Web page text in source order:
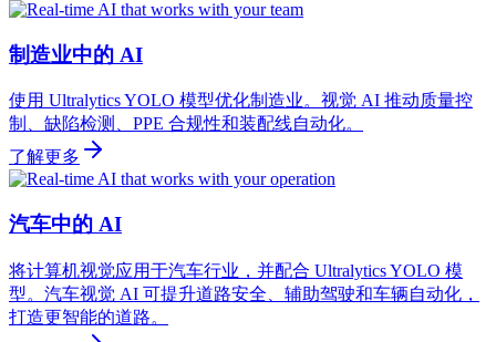
制造业中的 AI
使用 Ultralytics YOLO 模型优化制造业。视觉 AI 推动质量控
制、缺陷检测、PPE 合规性和装配线自动化。
了解更多
汽车中的 AI
将计算机视觉应用于汽车行业，并配合 Ultralytics YOLO 模
型。汽车视觉 AI 可提升道路安全、辅助驾驶和车辆自动化，
打造更智能的道路。